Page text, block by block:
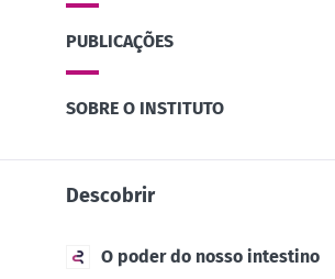
PUBLICAÇÕES
SOBRE O INSTITUTO
Descobrir
O poder do nosso intestino